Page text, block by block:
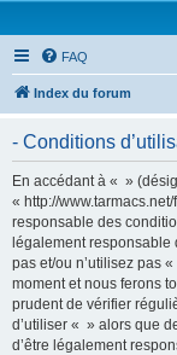
FAQ
Index du forum
- Conditions
En accédant à « »
« http://
responsable des
légalement responsable
pas et/ou n’utilisez pas
moment et nous ferons
prudent de vérifier
d’utiliser « » alors que
d’être légalement